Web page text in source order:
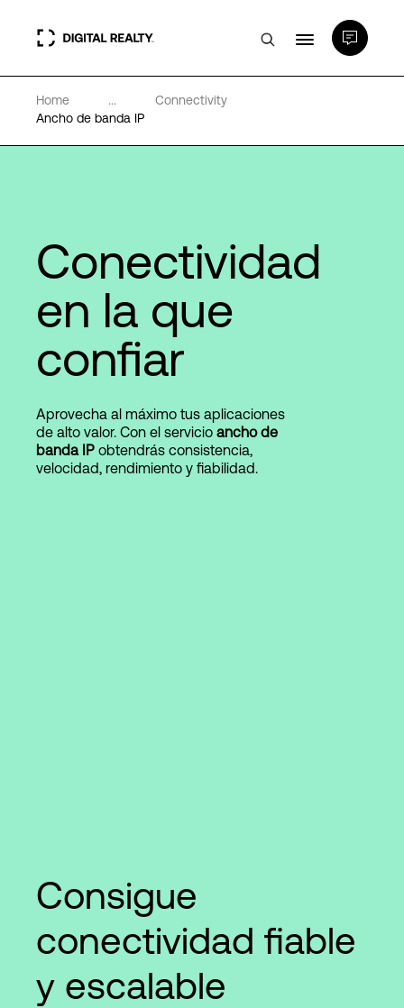
Centros de Datos
Login
Home ...
Connectivity
Ancho de banda IP
Conectividad
en la que
confiar
Aprovecha al máximo tus aplicaciones
de alto valor. Con el servicio ancho de
banda IP obtendrás consistencia,
velocidad, rendimiento y fiabilidad.
Consigue
conectividad fiable
y escalable